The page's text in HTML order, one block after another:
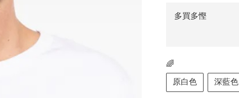
多買多慳
🌈
原白色
深藍色